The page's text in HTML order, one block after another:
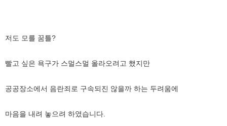
저도 모를 꿈틀?
빨고 싶은 욕구가 스멀스멀 올라오려고 했지만
공공장소에서 음란죄로 구속되진 않을까 하는 두려움에
마음을 내려 놓으려 하였습니다.